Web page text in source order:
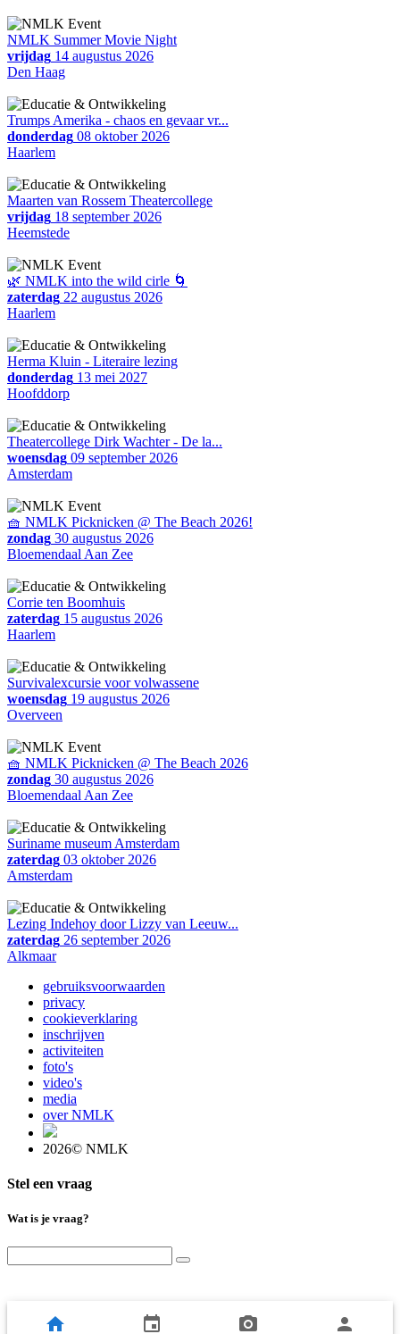
NMLK Summer Movie Night
vrijdag 14 augustus 2026
Den Haag
Trumps Amerika - chaos en gevaar vr...
donderdag 08 oktober 2026
Haarlem
Maarten van Rossem Theatercollege
vrijdag 18 september 2026
Heemstede
🌿 NMLK into the wild cirle 🌀
zaterdag 22 augustus 2026
Haarlem
Herma Kluin - Literaire lezing
donderdag 13 mei 2027
Hoofddorp
Theatercollege Dirk Wachter - De la...
woensdag 09 september 2026
Amsterdam
🧺 NMLK Picknicken @ The Beach 2026!
zondag 30 augustus 2026
Bloemendaal Aan Zee
Corrie ten Boomhuis
zaterdag 15 augustus 2026
Haarlem
Survivalexcursie voor volwassene
woensdag 19 augustus 2026
Overveen
🧺 NMLK Picknicken @ The Beach 2026
zondag 30 augustus 2026
Bloemendaal Aan Zee
Suriname museum Amsterdam
zaterdag 03 oktober 2026
Amsterdam
Lezing Indehoy door Lizzy van Leeuw...
zaterdag 26 september 2026
Alkmaar
gebruiksvoorwaarden
privacy
cookieverklaring
inschrijven
activiteiten
foto's
video's
media
over NMLK
2026© NMLK
Stel een vraag
Wat is je vraag?